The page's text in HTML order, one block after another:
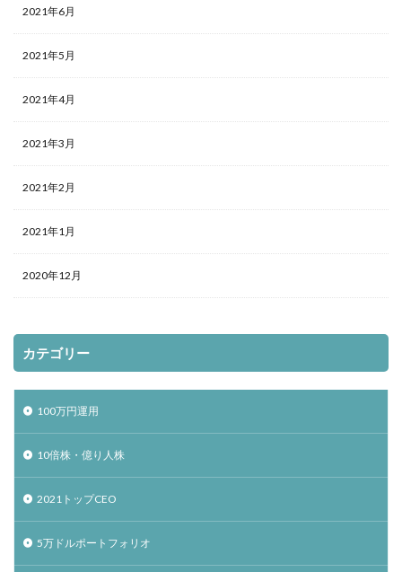
2021年6月
2021年5月
2021年4月
2021年3月
2021年2月
2021年1月
2020年12月
カテゴリー
100万円運用
10倍株・億り人株
2021トップCEO
5万ドルポートフォリオ